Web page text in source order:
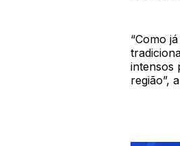
“Como
intensos
região”,